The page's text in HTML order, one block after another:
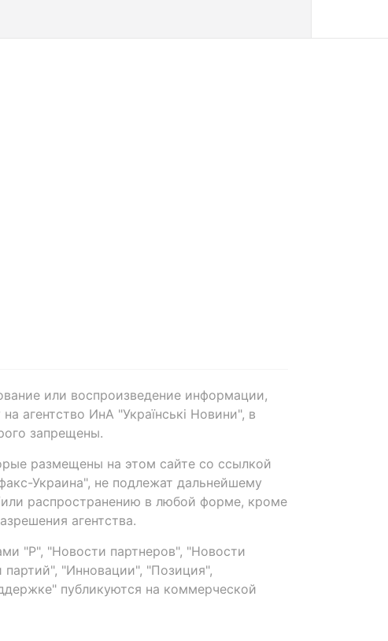
или воспроизведение информации,
агентство ИнА "Українські Новини", в
запрещены.
размещены на этом сайте со ссылкой
Украина", не подлежат дальнейшему
распространению в любой форме, кроме
агентства.
"Р", "Новости партнеров", "Новости
"Инновации", "Позиция",
публикуются на коммерческой